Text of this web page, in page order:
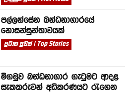
පල්ලන්සේන බන්ධනාගාරයේ
නොසන්සුන්තාවයක්
ප්‍රධාන පුවත් | Top Stories
මීගමුව බන්ධනාගාර ගැටුමට ආදළ
සැකකරුවන් අධිකරණයට රැගෙන